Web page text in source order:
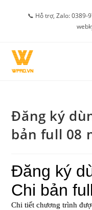
📞 Hỗ trợ, Zalo: 0389-
Đăng ký
bản full 08